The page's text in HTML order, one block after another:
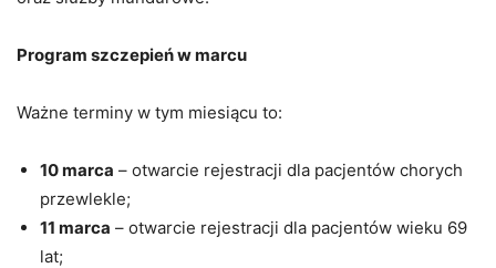
Program szczepień w marcu
Ważne terminy w tym miesiącu to:
10 marca – otwarcie rejestracji dla pacjentów chorych
przewlekle;
11 marca – otwarcie rejestracji dla pacjentów wieku 69
lat;